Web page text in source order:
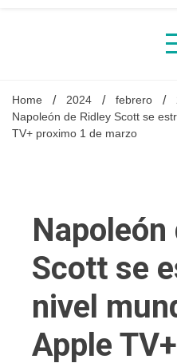
Home 2024 febrero
Napoleón de Ridley Scott se
TV+ proximo 1 de marzo
Napoleón
Scott se
nivel
Apple